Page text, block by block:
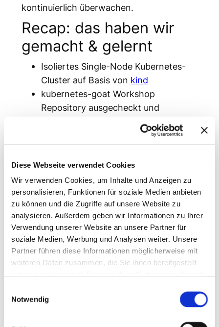
Diese Webseite verwendet Cookies
Wir verwenden Cookies, um Inhalte und Anzeigen zu
personalisieren, Funktionen für soziale Medien anbieten
zu können und die Zugriffe auf unsere Website zu
analysieren. Außerdem geben wir Informationen zu Ihrer
Verwendung unserer Website an unsere Partner für
soziale Medien, Werbung und Analysen weiter. Unsere
Partner führen diese Informationen möglicherweise mit
weiteren Daten zusammen, die Sie ihnen bereitgestellt
Notwendig
kontinuierlich überwachen.
Recap: das haben wir
gemacht & gelernt
Isoliertes Single-Node Kubernetes-
Cluster auf Basis von kind
kubernetes-goat Workshop
Repository ausgecheckt und
Beispielworkloads installiert
nach offenen Redis-
Redis Keys aus einem beliebigen
Kubernetes-Namespace ausgelesen
Erfahren, was “Defenders” und
“Entwickler” hiernach tun können
Wie geht es weiter?
Unser “Spiel-Cluster” können wir für
unsere nächsten Explorationen und
Szenarien weiterverwenden. Teil 2 dieser
Reihe befasst sich dann mit “Secrets in
Sourcecode und Docker Images”.